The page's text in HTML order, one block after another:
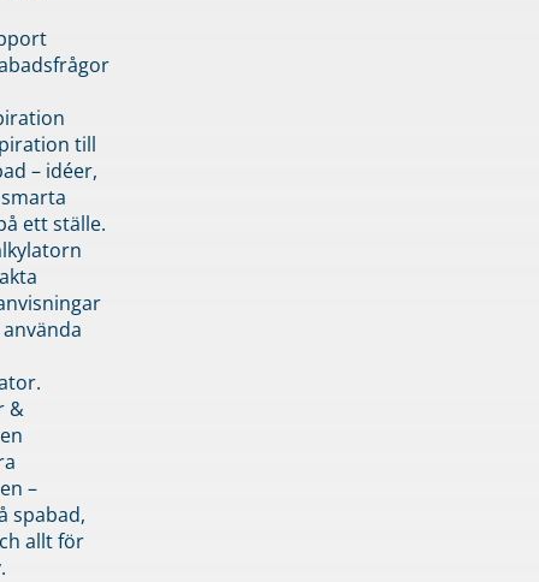
till
– idéer,
ett ställe.
&
–
spabad,
allt för